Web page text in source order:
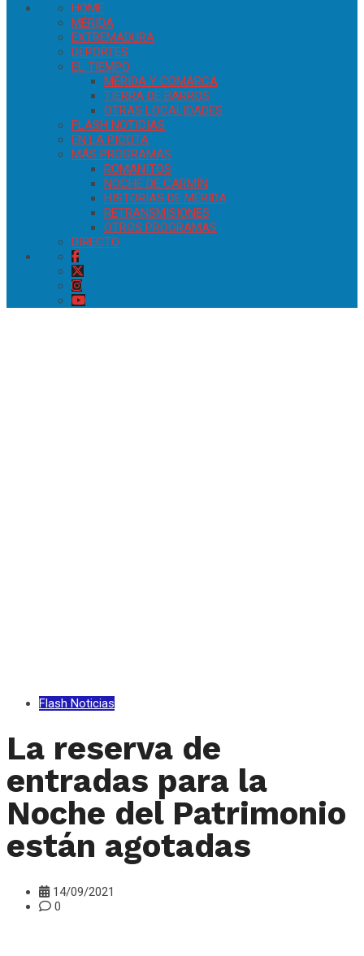
HOME
MÉRIDA
EXTREMADURA
DEPORTES
EL TIEMPO
MÉRIDA Y COMARCA
TIERRA DE BARROS
OTRAS LOCALIDADES
FLASH NOTICIAS
EN LA PICOTA
MÁS PROGRAMAS
ROMANITOS
NOCHE DE CARMÍN
HISTORIAS DE MÉRIDA
RETRANSMISIONES
OTROS PROGRAMAS
DIRECTO
Flash Noticias
La reserva de
entradas para la
Noche del Patrimonio
están agotadas
14/09/2021
0